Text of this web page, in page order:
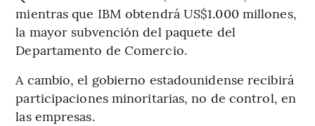
mientras que IBM obtendrá US$1.000 millones,
la mayor subvención del paquete del
Departamento de Comercio.
A cambio, el gobierno estadounidense recibirá
participaciones minoritarias, no de control, en
las empresas.